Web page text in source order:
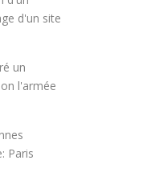
d'un site
un
l'armée
Paris